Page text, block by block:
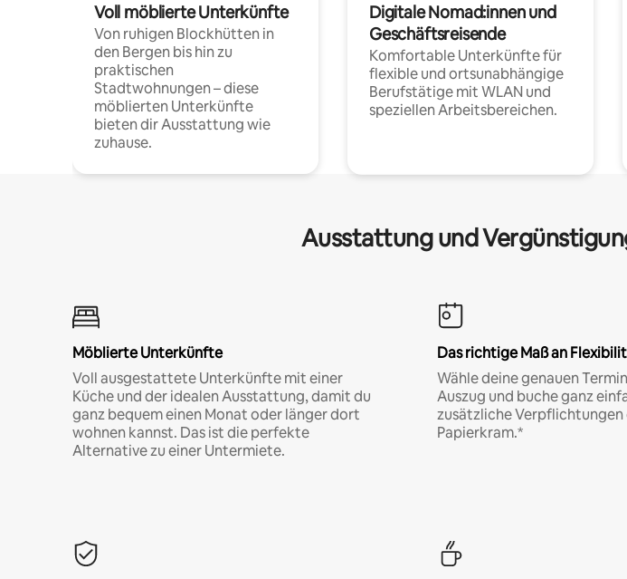
Voll möblierte Unterkünfte
Von ruhigen Blockhütten in
den Bergen bis hin zu
praktischen
Stadtwohnungen – diese
möblierten Unterkünfte
bieten dir Ausstattung wie
zuhause.
Digitale Nomad:innen und
Geschäftsreisende
Komfortable Unterkünfte für
flexible und ortsunabhängige
Berufstätige mit WLAN und
speziellen Arbeitsbereichen.
Ausstattung und
Möblierte Unterkünfte
Voll ausgestattete Unterkünfte mit einer
Küche und der idealen Ausstattung, damit du
ganz bequem einen Monat oder länger dort
wohnen kannst. Das ist die perfekte
Alternative zu einer Untermiete.
Das richtige Maß an
Wähle deine genauen
Auszug und buche ganz
zusätzliche
Papierkram.*